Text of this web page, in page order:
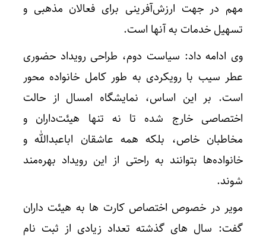
مهم در جهت ارزش‌آفرینی برای فعالان مذهبی و
تسهیل خدمات به آنها است.
وی ادامه داد: سیاست دوم، طراحی رویداد حضوری
عطر سیب با رویکردی به طور کامل خانواده محور
است. بر این اساس، نمایشگاه امسال از حالت
اختصاصی خارج شده تا نه تنها هیئت‌داران و
مخاطبان خاص، بلکه همه عاشقان اباعبدالله و
خانواده‌ها بتوانند به راحتی از این رویداد بهره‌مند
شوند.
مویر در خصوص اختصاص کارت ها به هیئت داران
گفت: سال های گذشته تعداد زیادی از ثبت نام